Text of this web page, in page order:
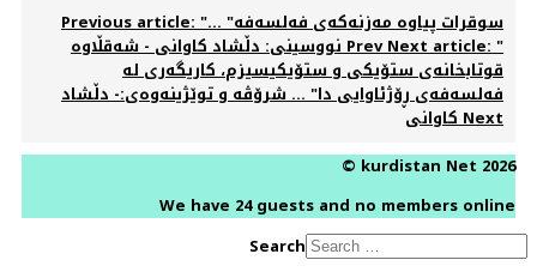
Previous article: "سوقرات پیاوە مەزنەکەی فەلسەفە" ...
نووسینی: دڵشاد کاوانی - شەقڵاوەPrevNext article: "
قوتابخانەی ستۆیکی و ستۆیکیسیزم، کاریگەری لە
فەلسەفەی ڕۆژئاوایی دا" ... شرۆڤە و توێژینەوەی:- دڵشاد
کاوانیNext
© kurdistan Net 2026
We have 24 guests and no members online
Search